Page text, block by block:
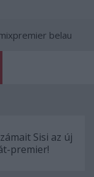
belau
Sisi az új
premier!